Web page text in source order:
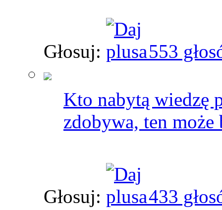
Głosuj: 553
Kto nabytą wiedzę
zdobywa, ten
Głosuj: 433